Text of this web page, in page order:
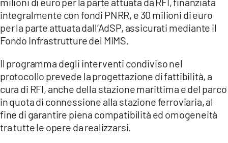
integralmente con fondi PNRR, e 30 milioni di euro
per la parte attuata dall’AdSP, assicurati mediante il
Fondo Infrastrutture del MIMS.
Il programma degli interventi condiviso nel
protocollo prevede la progettazione di fattibilità, a
cura di RFI, anche della stazione marittima e del parco
in quota di connessione alla stazione ferroviaria, al
fine di garantire piena compatibilità ed omogeneità
tra tutte le opere da realizzarsi.